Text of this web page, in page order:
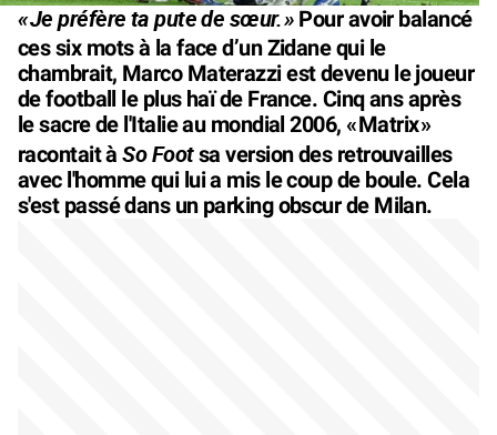
«Je préfère ta pute de sœur.»Pour avoir balancé
ces six mots à la face d’un Zidane qui le
chambrait, Marco Materazzi est devenu le joueur
de football le plus haï de France. Cinq ans après
le sacre de l'Italie au mondial 2006, «Matrix»
racontait àSo Footsa version des retrouvailles
avec l'homme qui lui a mis le coup de boule. Cela
s'est passé dans un parking obscur de Milan.